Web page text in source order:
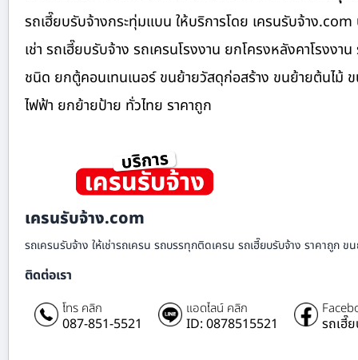
รถเฮี๊ยบรับจ้างกระทุ่มแบน ให้บริการโดย เครนรับจ้าง
เช่า รถเฮี๊ยบรับจ้าง รถเครนโรงงาน ยกโครงหลังคาโรงง
ชนิด ยกตู้คอนเทนเนอร์ ขนย้ายวัสดุก่อสร้าง ขนย้ายต้นไม้
ไฟฟ้า ยกย้ายป้าย ทั่วไทย ราคาถูก
เครนรับจ้าง.com
รถเครนรับจ้าง ให้เช่ารถเครน รถบรรทุกติดเครน รถเฮี๊ยบรับจ้าง ราคาถูก
ติดต่อเรา
โทร คลิก
087-851-5521
แอดไลน์ คลิก
ID: 0878515521 รถเฮี๊